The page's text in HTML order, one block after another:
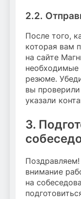
2.2.
После того,
которая вам
на сайте
необходимые
резюме.
вы
указали
3.
внимание
на